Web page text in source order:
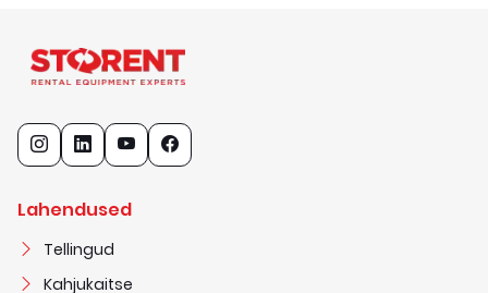
Lahendused
Tellingud
Kahjukaitse